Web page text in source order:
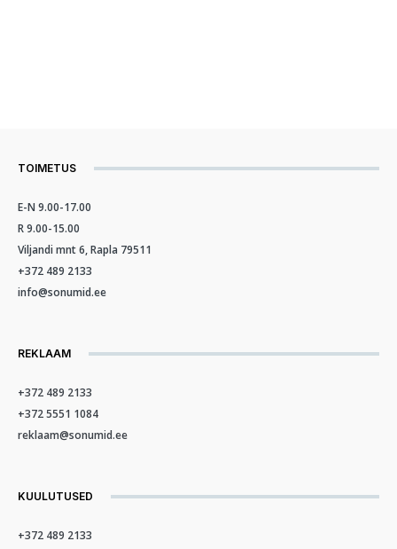
TOIMETUS
E-N 9.00-17.00
R 9.00-15.00
Viljandi mnt 6, Rapla 79511
+372 489 2133
info@sonumid.ee
REKLAAM
+372 489 2133
+372 5551 1084
reklaam@sonumid.ee
KUULUTUSED
+372 489 2133